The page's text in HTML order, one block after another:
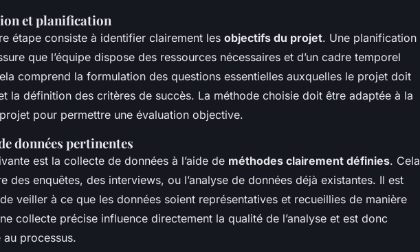
et planification
étape consiste à identifier clairement les objectifs du projet. Une planification
que l’équipe dispose des ressources nécessaires et d’un cadre temporel
comprend la formulation des questions essentielles auxquelles le projet doit
la définition des critères de succès. La méthode choisie doit être adaptée à la
pour permettre une évaluation objective.
données pertinentes
est la collecte de données à l’aide de méthodes clairement définies. Cela
des enquêtes, des interviews, ou l’analyse de données déjà existantes. Il est
veiller à ce que les données soient représentatives et recueillies de manière
collecte précise influence directement la qualité de l’analyse et est donc
au processus.